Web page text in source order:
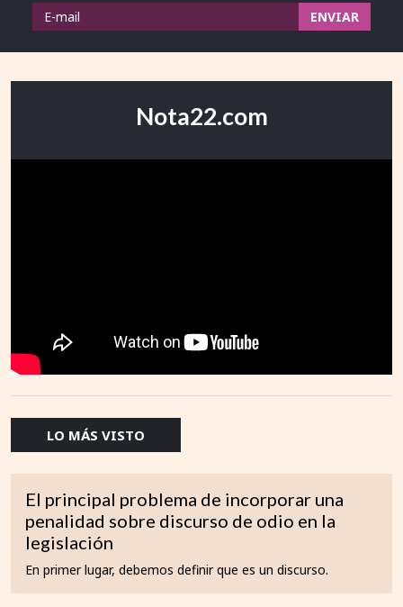
Nota22.com
LO MÁS VISTO
El principal problema de incorporar una
penalidad sobre discurso de odio en la
legislación
En primer lugar, debemos definir que es un discurso.